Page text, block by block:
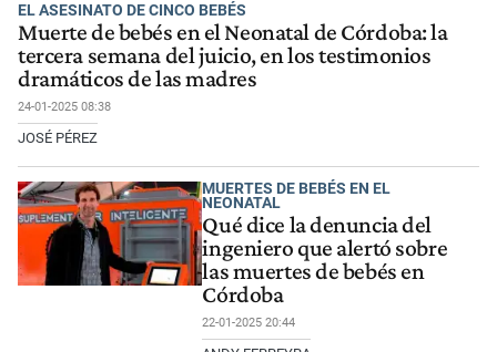
EL ASESINATO DE CINCO BEBÉS
Muerte de bebés en el Neonatal de Córdoba: la
tercera semana del juicio, en los testimonios
dramáticos de las madres
24-01-2025 08:38
JOSÉ PÉREZ
MUERTES DE BEBÉS EN EL
NEONATAL
Qué dice la denuncia del
ingeniero que alertó sobre
las muertes de bebés en
Córdoba
22-01-2025 20:44